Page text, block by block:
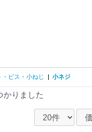
・ビス・小ねじ | 小ネジ
かりました